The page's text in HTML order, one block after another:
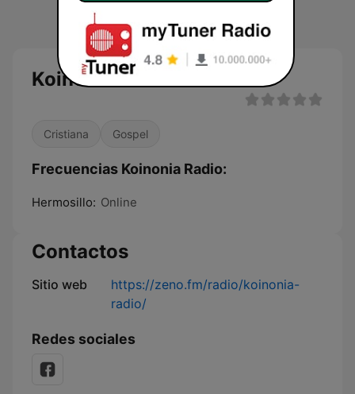
Koinonia Radio en vivo
Cristiana Gospel
Frecuencias Koinonia Radio:
Hermosillo: Online
Contactos
Sitio web
https://zeno.fm/radio/koinonia-
radio/
Redes sociales